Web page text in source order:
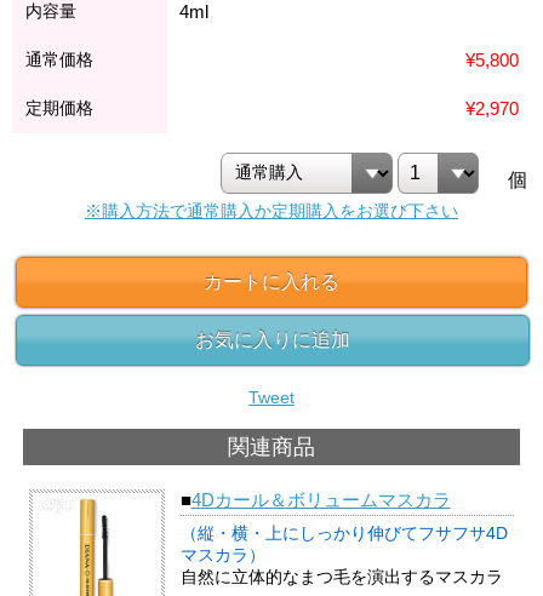
内容量 4ml
通常価格 ¥5,800
定期価格 ¥2,970
個
※購入方法で通常購入か定期購入をお選び下さい
カートに入れる
お気に入りに追加
Tweet
関連商品
■4Dカール＆ボリュームマスカラ
（縦・横・上にしっかり伸びてフサフサ4D
マスカラ）
自然に立体的なまつ毛を演出するマスカラ